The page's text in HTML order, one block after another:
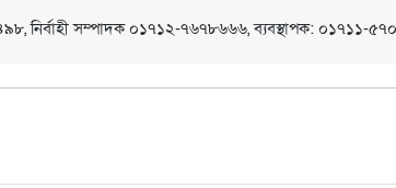
নির্বাহী সম্পাদক ০১৭১২-৭৬৭৮৬৬৬, ব্যবস্থাপক: ০১৭১১-